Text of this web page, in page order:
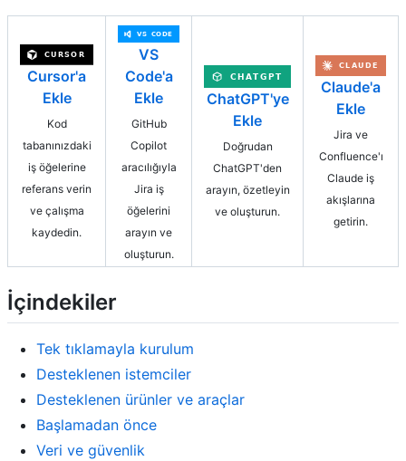
Cursor'a
Ekle
Kod
tabanınızdaki
iş öğelerine
referans verin
ve çalışma
kaydedin.
VS
Code'a
Ekle
GitHub
Copilot
aracılığıyla
Jira iş
öğelerini
arayın ve
oluşturun.
ChatGPT'ye
Ekle
Doğrudan
ChatGPT'den
arayın, özetleyin
ve oluşturun.
Claude'a
Ekle
Jira ve
Confluence'ı
Claude iş
akışlarına
getirin.
İçindekiler
Tek tıklamayla kurulum
Desteklenen istemciler
Desteklenen ürünler ve araçlar
Başlamadan önce
Veri ve güvenlik